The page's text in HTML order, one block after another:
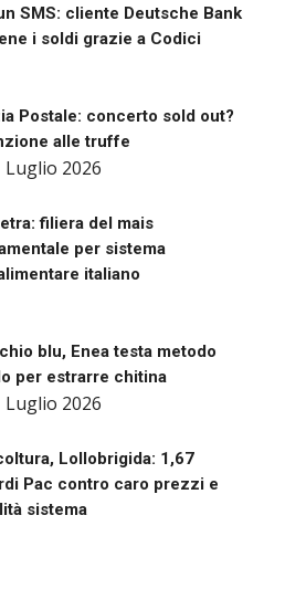
SMS: cliente Deutsche Bank
i soldi grazie a Codici
Postale: concerto sold out?
alle truffe
Luglio 2026
filiera del mais
per sistema
italiano
blu, Enea testa metodo
per estrarre chitina
Luglio 2026
Lollobrigida: 1,67
Pac contro caro prezzi e
sistema